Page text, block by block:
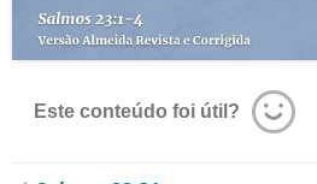
Este conteúdo foi útil?